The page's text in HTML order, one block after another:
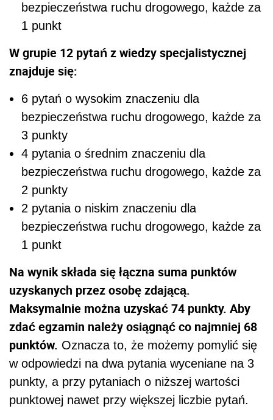
bezpieczeństwa ruchu drogowego, każde za
1 punkt
W grupie 12 pytań z wiedzy specjalistycznej
znajduje się:
6 pytań o wysokim znaczeniu dla
bezpieczeństwa ruchu drogowego, każde za
3 punkty
4 pytania o średnim znaczeniu dla
bezpieczeństwa ruchu drogowego, każde za
2 punkty
2 pytania o niskim znaczeniu dla
bezpieczeństwa ruchu drogowego, każde za
1 punkt
Na wynik składa się łączna suma punktów
uzyskanych przez osobę zdającą.
Maksymalnie można uzyskać 74 punkty. Aby
zdać egzamin należy osiągnąć co najmniej 68
punktów. Oznacza to, że możemy pomylić się
w odpowiedzi na dwa pytania wyceniane na 3
punkty, a przy pytaniach o niższej wartości
punktowej nawet przy większej liczbie pytań.